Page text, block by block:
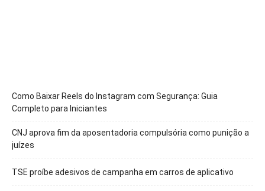
Como Baixar Reels do Instagram com Segurança: Guia
Completo para Iniciantes
CNJ aprova fim da aposentadoria compulsória como punição a
juízes
TSE proíbe adesivos de campanha em carros de aplicativo